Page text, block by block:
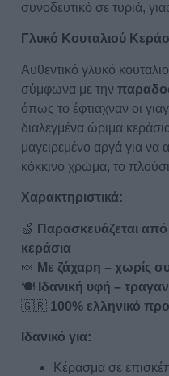
συνοδευτικό σε τυριά,
Γλυκό Κουταλιού
Αυθεντικό γλυκό
σύμφωνα με την
όπως το έφτιαχναν οι
διαλεγμένα ώριμα
μαγειρεμένο αργά για να
κόκκινο χρώμα, το
Χαρακτηριστικά:
🍏 Παρασκευάζεται
κεράσια
🍬 Με ζάχαρη – χωρίς
🍽 Ιδανική υφή –
🇬🇷 100% ελληνικό
Ιδανικό για:
Κέρασμα σε